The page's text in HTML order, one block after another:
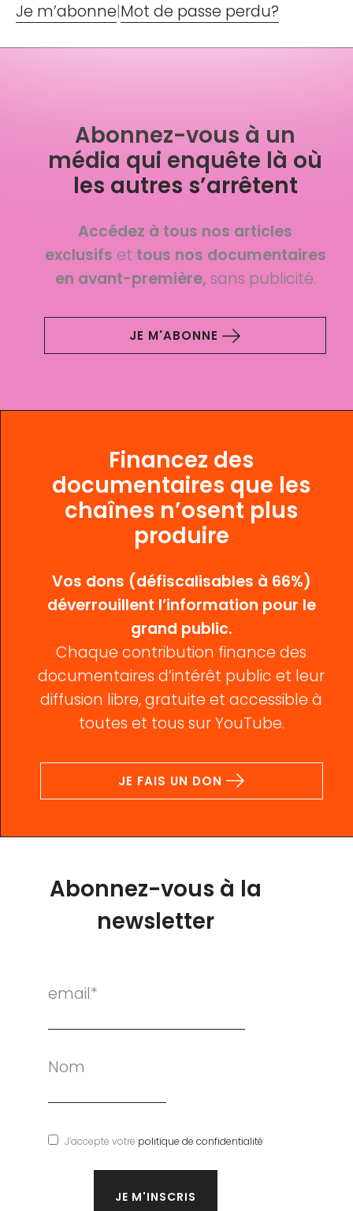
Je m’abonne|Mot de passe perdu?
Abonnez-vous à un
média qui enquête là où
les autres s’arrêtent
Accédez à tous nos articles
exclusifs et tous nos documentaires
en avant-première, sans publicité.
JE M'ABONNE
Financez des
documentaires que les
chaînes n’osent plus
produire
Vos dons (défiscalisables à 66%)
déverrouillent l’information pour le
grand public.
Chaque contribution finance des
documentaires d’intérêt public et leur
diffusion libre, gratuite et accessible à
toutes et tous sur YouTube.
JE FAIS UN DON
Abonnez-vous à la
newsletter
email*
Nom
J’accepte votre politique de confidentialité